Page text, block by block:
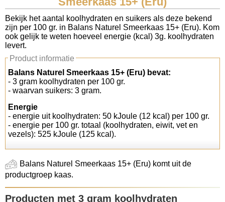
Koolhydraten tellen
Links
Bekijk het aantal koolhydraten en suikers als deze bekend
zijn per 100 gr. in Balans Naturel Smeerkaas 15+ (Eru). Kom
ook gelijk te weten hoeveel energie (kcal) 3g. koolhydraten
levert.
Product informatie
Balans Naturel Smeerkaas 15+ (Eru) bevat:
- 3 gram koolhydraten per 100 gr.
- waarvan suikers: 3 gram.
Energie
- energie uit koolhydraten: 50 kJoule (12 kcal) per 100 gr.
- energie per 100 gr. totaal (koolhydraten, eiwit, vet en
vezels): 525 kJoule (125 kcal).
Balans Naturel Smeerkaas 15+ (Eru) komt uit de
productgroep kaas.
Producten met 3 gram koolhydraten